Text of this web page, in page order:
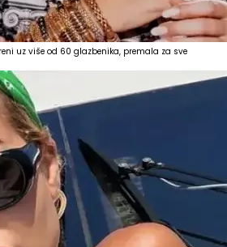
uz više od 60 glazbenika, premala za sve